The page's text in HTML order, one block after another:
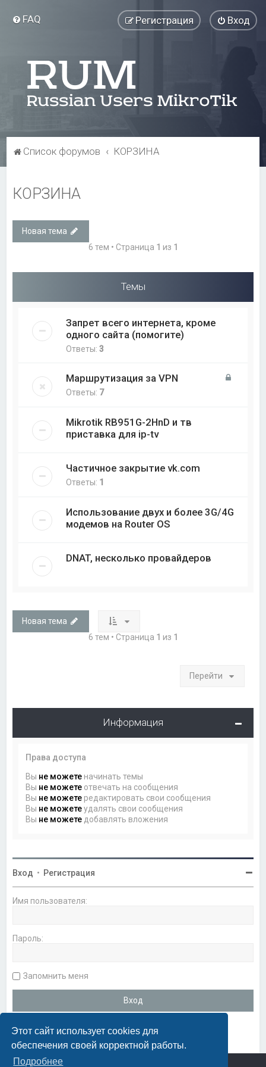
Этот сайт использует cookies для
обеспечения своей корректной работы.
Подробнее
FAQ Вход
Регистрация
Список форумов КОРЗИНА
КОРЗИНА
Новая тема
6 тем • Страница 1 из 1
Темы
Запрет всего интернета, кроме
одного сайта (помогите)
Ответы:3
Маршрутизация за VPN
Ответы: 7
Mikrotik RB951G-2HnD и тв
приставка для ip-tv
Частичное закрытие vk.com
Ответы: 1
Использование двух и более 3G/4G
модемов на Router OS
DNAT, несколько провайдеров
Новая тема
6 тем • Страница 1 из 1
Перейти
Информация
Права доступа
Вы не можете начинать темы
Вы не можете отвечать на сообщения
Вы не можете редактировать свои сообщения
Вы не можетеудалять свои сообщения
Вы не можете добавлять вложения
Вход • Регистрация
Имя пользователя:
Пароль:
Запомнить меня